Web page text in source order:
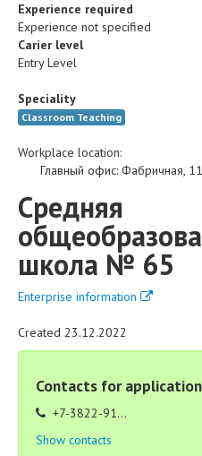
Experience required
Experience not specified
Carier level
Entry Level
Speciality
Classroom Teaching
Workplace location:
Главный офис: Фабричная, 11
Средняя
школа № 65
Enterprise information
Created 23.12.2022
Contacts for
+7-3822-91...
Show contacts